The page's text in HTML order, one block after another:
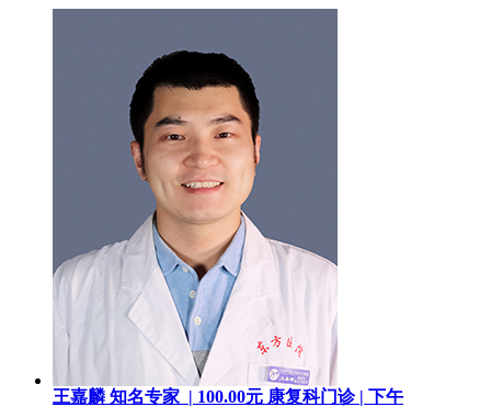
王嘉麟 知名专家 | 100.00元 康复科门诊 | 下午